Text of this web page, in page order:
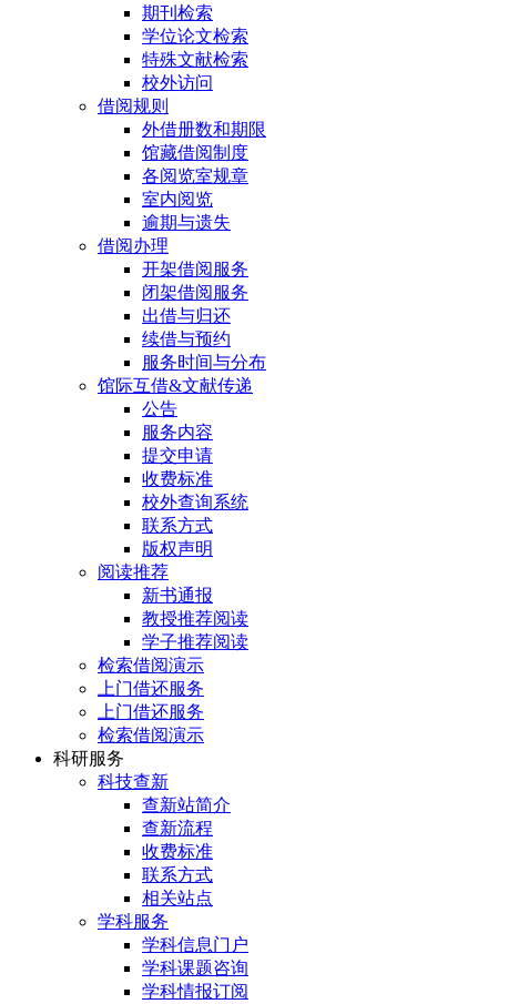
期刊检索
学位论文检索
特殊文献检索
校外访问
借阅规则
外借册数和期限
馆藏借阅制度
各阅览室规章
室内阅览
逾期与遗失
借阅办理
开架借阅服务
闭架借阅服务
出借与归还
续借与预约
服务时间与分布
馆际互借&文献传递
公告
服务内容
提交申请
收费标准
校外查询系统
联系方式
版权声明
阅读推荐
新书通报
教授推荐阅读
学子推荐阅读
检索借阅演示
上门借还服务
上门借还服务
检索借阅演示
科研服务
科技查新
查新站简介
查新流程
收费标准
联系方式
相关站点
学科服务
学科信息门户
学科课题咨询
学科情报订阅